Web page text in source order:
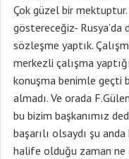
Çok güzel bir
göstereceğiz- Rusya’da
sözleşme yaptık.
merkezli çalışma
konuşma benimle geçti
almadı. Ve orada
bu bizim başkanımız
başarılı olsaydı şu
halife olduğu zaman ne